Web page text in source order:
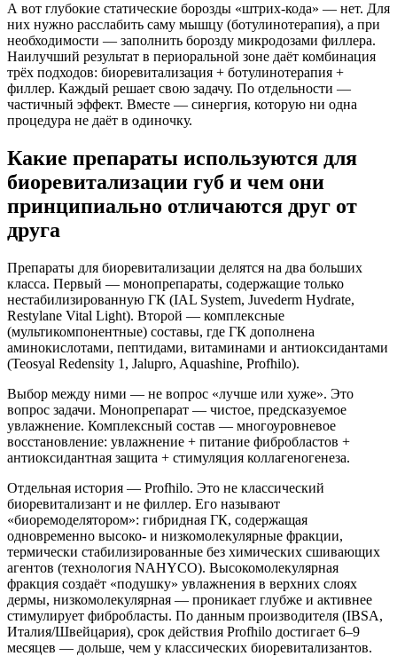
А вот глубокие статические борозды «штрих-кода» — нет. Для
них нужно расслабить саму мышцу (ботулинотерапия), а при
необходимости — заполнить борозду микродозами филлера.
Наилучший результат в периоральной зоне даёт комбинация
трёх подходов: биоревитализация + ботулинотерапия +
филлер. Каждый решает свою задачу. По отдельности —
частичный эффект. Вместе — синергия, которую ни одна
процедура не даёт в одиночку.
Какие препараты используются для
биоревитализации губ и чем они
принципиально отличаются друг от
друга
Препараты для биоревитализации делятся на два больших
класса. Первый — монопрепараты, содержащие только
нестабилизированную ГК (IAL System, Juvederm Hydrate,
Restylane Vital Light). Второй — комплексные
(мультикомпонентные) составы, где ГК дополнена
аминокислотами, пептидами, витаминами и антиоксидантами
(Teosyal Redensity 1, Jalupro, Aquashine, Profhilo).
Выбор между ними — не вопрос «лучше или хуже». Это
вопрос задачи. Монопрепарат — чистое, предсказуемое
увлажнение. Комплексный состав — многоуровневое
восстановление: увлажнение + питание фибробластов +
антиоксидантная защита + стимуляция коллагеногенеза.
Отдельная история — Profhilo. Это не классический
биоревитализант и не филлер. Его называют
«биоремоделятором»: гибридная ГК, содержащая
одновременно высоко- и низкомолекулярные фракции,
термически стабилизированные без химических сшивающих
агентов (технология NAHYCO). Высокомолекулярная
фракция создаёт «подушку» увлажнения в верхних слоях
дермы, низкомолекулярная — проникает глубже и активнее
стимулирует фибробласты. По данным производителя (IBSA,
Италия/Швейцария), срок действия Profhilo достигает 6–9
месяцев — дольше, чем у классических биоревитализантов.